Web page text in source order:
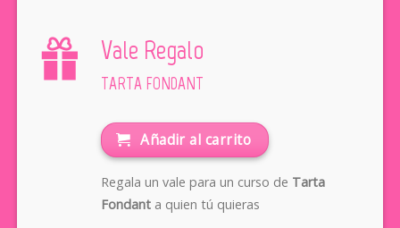
Vale Regalo
TARTA FONDANT
Añadir al carrito
Regala un vale para un curso de Tarta
Fondanta quien tú quieras